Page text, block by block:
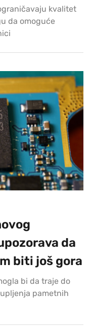
kvalitet
da omoguće
da
biti još gora
bi da traje do
pametnih